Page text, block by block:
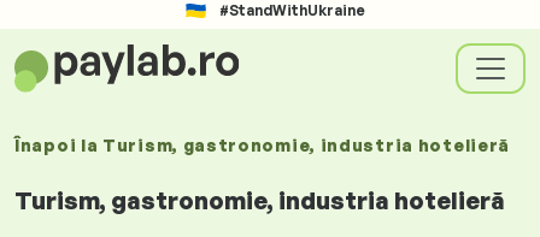
#StandWithUkraine
Înapoi la Turism, gastronomie, industria hotelieră
Turism, gastronomie, industria hotelieră